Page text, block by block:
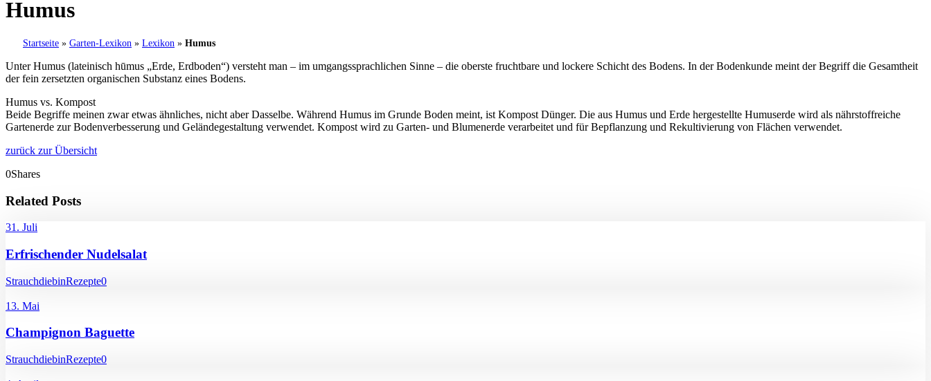
Humus
Startseite » Garten-Lexikon » Lexikon » Humus
Unter Humus (lateinisch hūmus „Erde, Erdboden“) versteht man – im umgangssprachlichen Sinne – die oberste fruchtbare und lockere Schicht des Bodens. In der Bodenkunde meint der Begriff die Gesamtheit
der fein zersetzten organischen Substanz eines Bodens.
Humus vs. Kompost
Beide Begriffe meinen zwar etwas ähnliches, nicht aber Dasselbe. Während Humus im Grunde Boden meint, ist Kompost Dünger. Die aus Humus und Erde hergestellte Humuserde wird als nährstoffreiche
Gartenerde zur Bodenverbesserung und Geländegestaltung verwendet. Kompost wird zu Garten- und Blumenerde verarbeitet und für Bepflanzung und Rekultivierung von Flächen verwendet.
zurück zur Übersicht
0Shares
Related Posts
31. Juli
Erfrischender Nudelsalat
StrauchdiebinRezepte0
13. Mai
Champignon Baguette
StrauchdiebinRezepte0